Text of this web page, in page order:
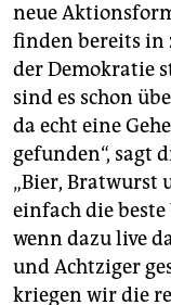
neue
finden bereits in
der Demokratie
sind es schon
da echt eine
gefunden“, sagt
„Bier, Bratwurst
einfach die
wenn dazu live
und Achtziger
kriegen wir die